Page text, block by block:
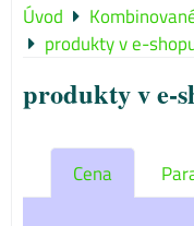
Úvod
produkty v e-
produkty v e-
Cena